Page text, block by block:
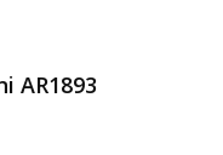
AR1893